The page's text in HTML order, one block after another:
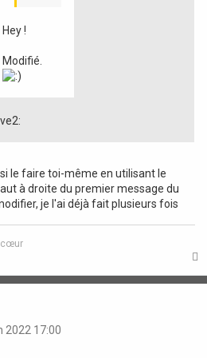
Hey !
Modifié.
le faire toi-même en utilisant le
à droite du premier message du
je l'ai déjà fait plusieurs fois
cœur
2022 17:00